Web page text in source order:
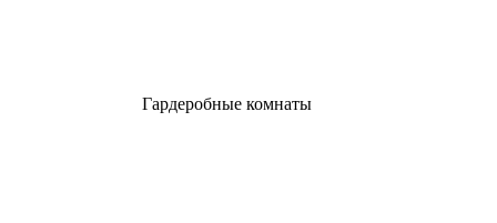
Гардеробные комнаты